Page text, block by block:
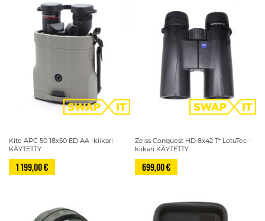
Kite APC 50 18x50 ED AA -kiikari
KÄYTETTY
1 199,00 €
Zeiss Conquest HD 8x42 T* LotuTec -
kiikari KÄYTETTY
699,00 €